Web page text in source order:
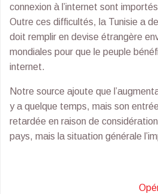
connexion à l’internet sont
Outre ces difficultés, la Tunisie a
doit remplir en devise étrangère
mondiales pour que le peuple
internet.
Notre source ajoute que
y a quelque temps, mais son
retardée en raison de
pays, mais la situation générale